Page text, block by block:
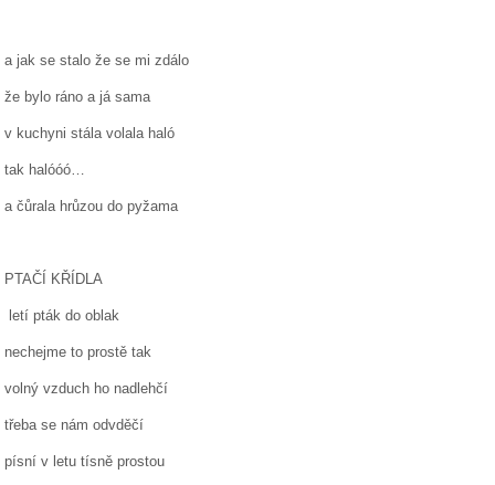
a jak se stalo že se mi zdálo
že bylo ráno a já sama
v kuchyni stála volala haló
tak halóóó…
a čůrala hrůzou do pyžama
PTAČÍ KŘÍDLA
letí pták do oblak
nechejme to prostě tak
volný vzduch ho nadlehčí
třeba se nám odvděčí
písní v letu tísně prostou